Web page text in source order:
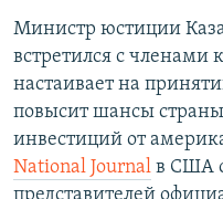
Министр юстиции
встретился с членами
настаивает на
повысит шансы
инвестиций от
National Journal в США